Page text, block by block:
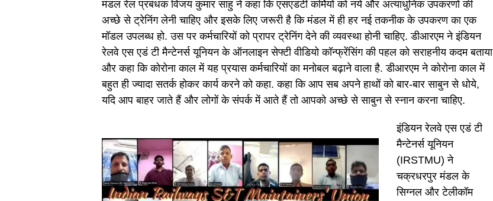
मंडल रेल प्रबंधक विजय कुमार साहु ने कहा कि एसएडंटी कर्मियों को नये और अत्याधुनिक उपकरणों की
अच्छे से ट्रेनिंग लेनी चाहिए और इसके लिए जरूरी है कि मंडल में ही हर नई तकनीक के उपकरण का एक
मॉडल उपलब्ध हो. उस पर कर्मचारियों को प्रापर ट्रेनिंग देने की व्यवस्था होनी चाहिए. डीआरएम ने इंडियन
रेलवे एस एडं टी मैन्टेनर्स यूनियन के ऑनलाइन सेफ्टी वीडियो कॉन्फ्रेंसिंग की पहल को सराहनीय कदम बताया
और कहा कि कोरोना काल में यह प्रयास कर्मचारियों का मनोबल बढ़ाने वाला है. डीआरएम ने कोरोना काल में
बहुत ही ज्यादा सतर्क होकर कार्य करने को कहा. कहा कि आप सब अपने हाथों को बार-बार साबुन से धोये,
यदि आप बाहर जाते हैं और लोगों के संपर्क में आते हैं तो आपको अच्छे से साबुन से स्नान करना चाहिए.
इंडियन रेलवे एस एडं टी
मैन्टेनर्स यूनियन
(IRSTMU) ने
चक्रधरपुर मंडल के
सिग्नल और टेलीकॉम